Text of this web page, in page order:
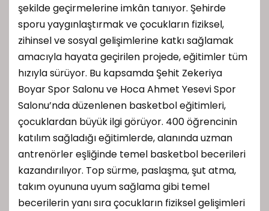
şekilde geçirmelerine imkân tanıyor. Şehirde
sporu yaygınlaştırmak ve çocukların fiziksel,
zihinsel ve sosyal gelişimlerine katkı sağlamak
amacıyla hayata geçirilen projede, eğitimler tüm
hızıyla sürüyor. Bu kapsamda Şehit Zekeriya
Boyar Spor Salonu ve Hoca Ahmet Yesevi Spor
Salonu’nda düzenlenen basketbol eğitimleri,
çocuklardan büyük ilgi görüyor. 400 öğrencinin
katılım sağladığı eğitimlerde, alanında uzman
antrenörler eşliğinde temel basketbol becerileri
kazandırılıyor. Top sürme, paslaşma, şut atma,
takım oyununa uyum sağlama gibi temel
becerilerin yanı sıra çocukların fiziksel gelişimleri